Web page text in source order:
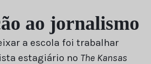
ao jornalismo
a escola foi trabalhar
estagiário no The Kansas